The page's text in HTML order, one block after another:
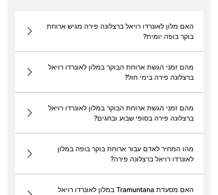
האם מלון לאונרדו רויאל ברצלונה פירה מגיש ארוחת
בוקר בופה יומית?
מהם זמני הגשת ארוחת הבוקר במלון לאונרדו רויאל
ברצלונה פירה בימי חול?
מהם זמני הגשת ארוחת הבוקר במלון לאונרדו רויאל
ברצלונה פירה בסופי שבוע ובחגים?
מהו המחיר לאדם עבור ארוחת בוקר בופה במלון
לאונרדו רויאל ברצלונה פירה?
האם מסעדת Tramuntana במלון לאונרדו רויאל